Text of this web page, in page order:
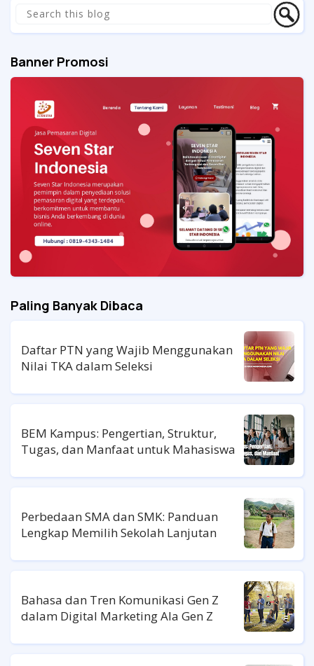
Banner Promosi
Paling Banyak Dibaca
Daftar PTN yang Wajib Menggunakan
Nilai TKA dalam Seleksi
BEM Kampus: Pengertian, Struktur,
Tugas, dan Manfaat untuk Mahasiswa
Perbedaan SMA dan SMK: Panduan
Lengkap Memilih Sekolah Lanjutan
Bahasa dan Tren Komunikasi Gen Z
dalam Digital Marketing Ala Gen Z